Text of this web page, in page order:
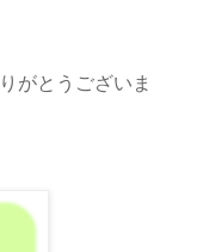
がとうございま